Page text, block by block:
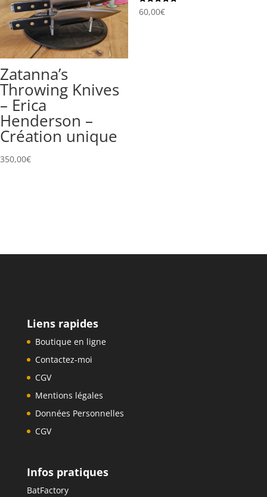
Zatanna’s
Throwing Knives
– Erica
Henderson –
Création unique
350,00€
Note
5.00
60,00€
Liens rapides
Boutique en ligne
Contactez-moi
CGV
Mentions légales
Données Personnelles
CGV
Infos pratiques
BatFactory